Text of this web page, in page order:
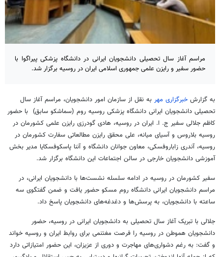
مراسم آغاز سال تحصیلی دانشجویان ایرانی در دانشگاه پزشکی پیراگوا با
حضور سفیر و رایزن علمی جمهوری اسلامی ایران در روسیه برگزار شد.
به گزارش خبرگزاری مهر به نقل از سازمان امور دانشجویان، مراسم آغاز سال
تحصیلی دانشجویان ایرانی دانشگاه پزشکی روسیه روم (سماشکو سابق) ‌ با حضور
کاظم جلالی سفیر ج. ا. ایران در روسیه، هادی گودرزی رایزن علمی کشورمان در
روسیه بلاروس و آسیای میانه، علی محقق رایزن مطالعاتی سفارت کشورمان در
روسیه، آندری زاباروفسکی، معاون جوانان دانشگاه و آننا پاسکوفسکایا مدیر بخش
آموزشی دانشجویان خارجی در سالن اجتماعات این دانشگاه برگزار شد.
سفیر کشورمان در روسیه در ادامه سلسله نشست‌ها با دانشجویان ایرانی، در
مراسم دانشجویان ایرانی دانشگاه روم مسکو حضور یافت و ضمن گفتگوی سه
ساعته با دانشجویان، به پرسش‌ها و دغدغه‌های دانشجویان پاسخ داد.
جلالی با تبریک آغاز سال تحصیلی به دانشجویان ایرانی در روسیه، حضور
دانشجویان هموطن در روسیه را فرصت مغتنمی برای روابط ایران و روسیه خواند
و گفت: به رغم دشواری‌های مهاجرت و دوری از عزیزان، این حضور امتیازاتی دارد